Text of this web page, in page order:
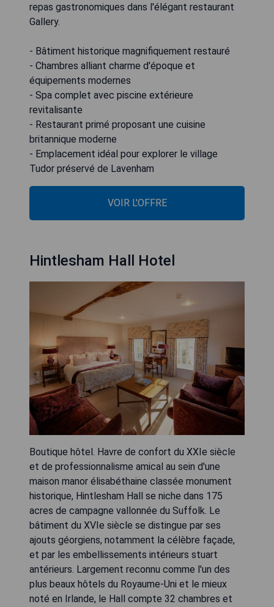
repas gastronomiques dans l'élégant restaurant
Gallery.
- Bâtiment historique magnifiquement restauré
- Chambres alliant charme d'époque et
équipements modernes
- Spa complet avec piscine extérieure
revitalisante
- Restaurant primé proposant une cuisine
britannique moderne
- Emplacement idéal pour explorer le village
Tudor préservé de Lavenham
VOIR L'OFFRE
Hintlesham Hall Hotel
Boutique hôtel. Havre de confort du XXIe siècle
et de professionnalisme amical au sein d'une
maison manor élisabéthaine classée monument
historique, Hintlesham Hall se niche dans 175
acres de campagne vallonnée du Suffolk. Le
bâtiment du XVIe siècle se distingue par ses
ajouts géorgiens, notamment la célèbre façade,
et par les embellissements intérieurs stuart
antérieurs. Largement reconnu comme l'un des
plus beaux hôtels du Royaume-Uni et le mieux
noté en Irlande, le Hall compte 32 chambres et